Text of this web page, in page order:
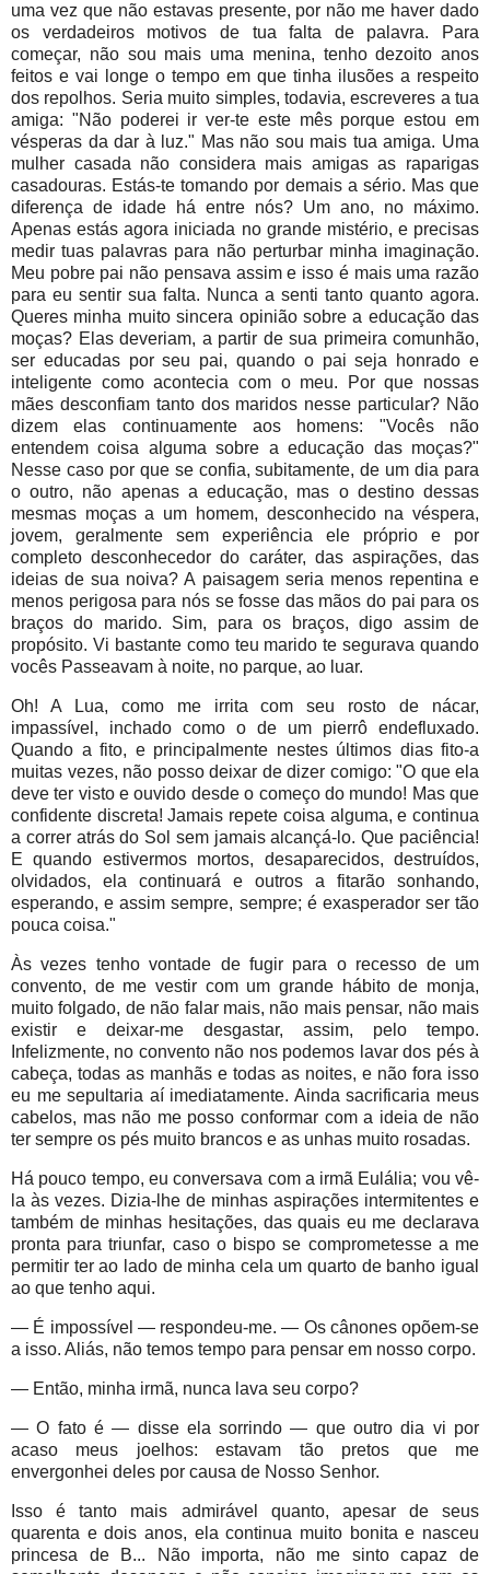
uma vez que não estavas presente, por não me haver dado
os verdadeiros motivos de tua falta de palavra. Para
começar, não sou mais uma menina, tenho dezoito anos
feitos e vai longe o tempo em que tinha ilusões a respeito
dos repolhos. Seria muito simples, todavia, escreveres a tua
amiga: "Não poderei ir ver-te este mês porque estou em
vésperas da dar à luz." Mas não sou mais tua amiga. Uma
mulher casada não considera mais amigas as raparigas
casadouras. Estás-te tomando por demais a sério. Mas que
diferença de idade há entre nós? Um ano, no máximo.
Apenas estás agora iniciada no grande mistério, e precisas
medir tuas palavras para não perturbar minha imaginação.
Meu pobre pai não pensava assim e isso é mais uma razão
para eu sentir sua falta. Nunca a senti tanto quanto agora.
Queres minha muito sincera opinião sobre a educação das
moças? Elas deveriam, a partir de sua primeira comunhão,
ser educadas por seu pai, quando o pai seja honrado e
inteligente como acontecia com o meu. Por que nossas
mães desconfiam tanto dos maridos nesse particular? Não
dizem elas continuamente aos homens: "Vocês não
entendem coisa alguma sobre a educação das moças?"
Nesse caso por que se confia, subitamente, de um dia para
o outro, não apenas a educação, mas o destino dessas
mesmas moças a um homem, desconhecido na véspera,
jovem, geralmente sem experiência ele próprio e por
completo desconhecedor do caráter, das aspirações, das
ideias de sua noiva? A paisagem seria menos repentina e
menos perigosa para nós se fosse das mãos do pai para os
braços do marido. Sim, para os braços, digo assim de
propósito. Vi bastante como teu marido te segurava quando
vocês Passeavam à noite, no parque, ao luar.
Oh! A Lua, como me irrita com seu rosto de nácar,
impassível, inchado como o de um pierrô endefluxado.
Quando a fito, e principalmente nestes últimos dias fito-a
muitas vezes, não posso deixar de dizer comigo: "O que ela
deve ter visto e ouvido desde o começo do mundo! Mas que
confidente discreta! Jamais repete coisa alguma, e continua
a correr atrás do Sol sem jamais alcançá-lo. Que paciência!
E quando estivermos mortos, desaparecidos, destruídos,
olvidados, ela continuará e outros a fitarão sonhando,
esperando, e assim sempre, sempre; é exasperador ser tão
pouca coisa."
Às vezes tenho vontade de fugir para o recesso de um
convento, de me vestir com um grande hábito de monja,
muito folgado, de não falar mais, não mais pensar, não mais
existir e deixar-me desgastar, assim, pelo tempo.
Infelizmente, no convento não nos podemos lavar dos pés à
cabeça, todas as manhãs e todas as noites, e não fora isso
eu me sepultaria aí imediatamente. Ainda sacrificaria meus
cabelos, mas não me posso conformar com a ideia de não
ter sempre os pés muito brancos e as unhas muito rosadas.
Há pouco tempo, eu conversava com a irmã Eulália; vou vê-
la às vezes. Dizia-lhe de minhas aspirações intermitentes e
também de minhas hesitações, das quais eu me declarava
pronta para triunfar, caso o bispo se comprometesse a me
permitir ter ao lado de minha cela um quarto de banho igual
ao que tenho aqui.
— É impossível — respondeu-me. — Os cânones opõem-se
a isso. Aliás, não temos tempo para pensar em nosso corpo.
— Então, minha irmã, nunca lava seu corpo?
— O fato é — disse ela sorrindo — que outro dia vi por
acaso meus joelhos: estavam tão pretos que me
envergonhei deles por causa de Nosso Senhor.
Isso é tanto mais admirável quanto, apesar de seus
quarenta e dois anos, ela continua muito bonita e nasceu
princesa de B... Não importa, não me sinto capaz de